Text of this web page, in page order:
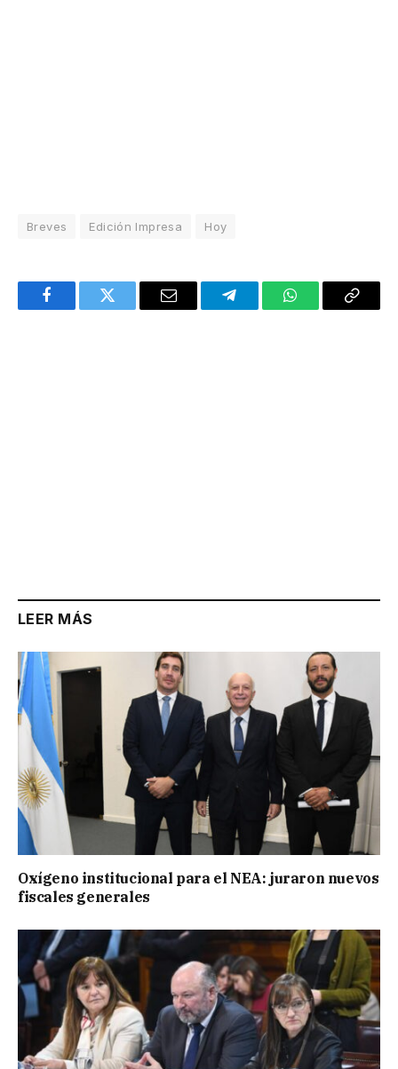
Breves Edición Impresa Hoy
FacebookTwitter Email TelegramWhatsAppCopy
LEER MÁS
Oxígeno institucional para el NEA: juraron nuevos
fiscales generales